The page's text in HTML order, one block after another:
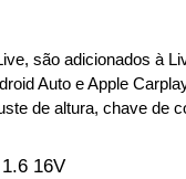
são adicionados à
Auto e Apple
de altura, chave de
16V